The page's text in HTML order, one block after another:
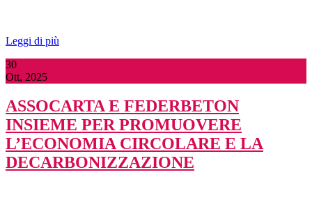
Leggi di più
30
Ott, 2025
ASSOCARTA E FEDERBETON
INSIEME PER PROMUOVERE
L’ECONOMIA CIRCOLARE E LA
DECARBONIZZAZIONE